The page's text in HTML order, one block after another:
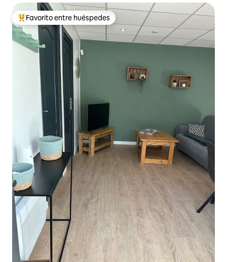
Favorito entre huéspedes preferido
Favorito entre huéspedes